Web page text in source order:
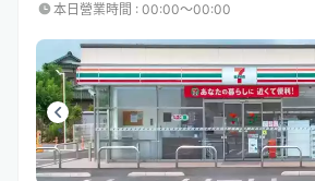
本日營業時間 : 00:00〜00:00